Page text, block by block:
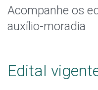
Acompanhe os
auxílio-moradia
Edital